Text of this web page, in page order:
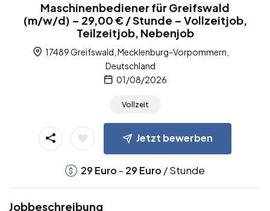
Maschinenbediener für Greifswald
(m/w/d) – 29,00 € / Stunde – Vollzeitjob,
Teilzeitjob, Nebenjob
17489 Greifswald, Mecklenburg-Vorpommern,
Deutschland
01/08/2026
Vollzeit
Jetzt bewerben
29 Euro - 29 Euro / Stunde
Jobbeschreibung